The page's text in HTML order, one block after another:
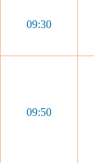
09:30
09:50